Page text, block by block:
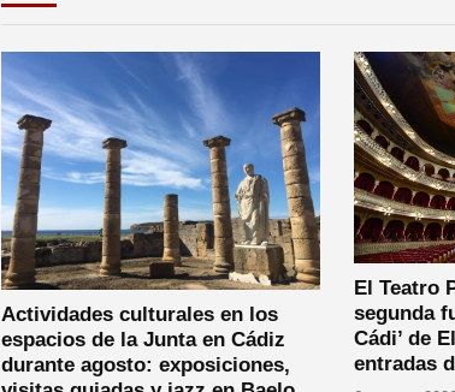
Actividades culturales en los
espacios de la Junta en Cádiz
durante agosto: exposiciones,
El Teatro
segunda
Cádi’ de
entradas